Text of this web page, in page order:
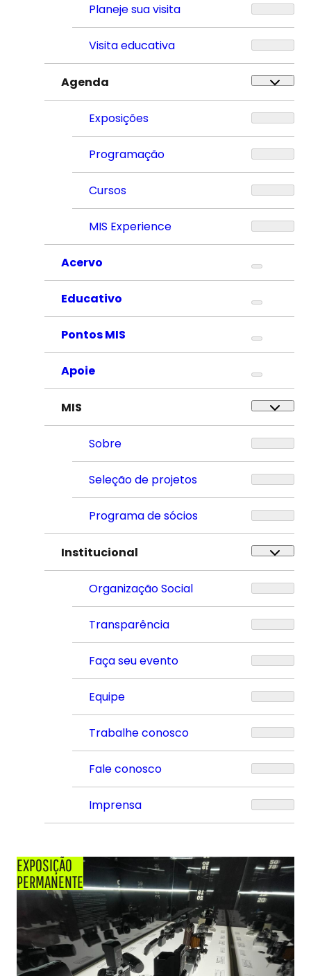
Planeje sua visita
Visita educativa
Agenda
Exposições
Programação
Cursos
MIS Experience
Acervo
Educativo
Pontos MIS
Apoie
MIS
Sobre
Seleção de projetos
Programa de sócios
Institucional
Organização Social
Transparência
Faça seu evento
Equipe
Trabalhe conosco
Fale conosco
Imprensa
EXPOSIÇÃO
PERMANENTE